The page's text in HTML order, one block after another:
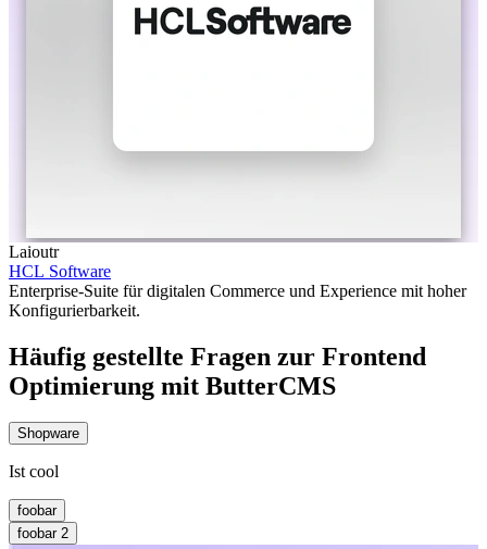
Laioutr
HCL Software
Enterprise-Suite für digitalen Commerce und Experience mit hoher
Konfigurierbarkeit.
Häufig gestellte Fragen zur Frontend
Optimierung mit ButterCMS
Shopware
Ist cool
foobar
foobar 2